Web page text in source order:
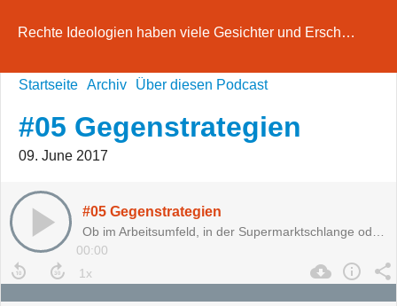
Rechte Ideologien haben viele Gesichter und Ersch…
Startseite Archiv Über diesen Podcast
#05 Gegenstrategien
09. June 2017
#05 Gegenstrategien
Ob im Arbeitsumfeld, in der Supermarktschlange od…
00:00